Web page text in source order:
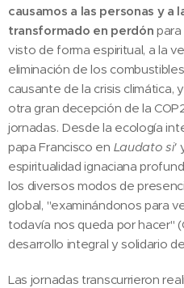
causamos a las personas y a
transformado en perdón
visto de forma espiritual, a la
eliminación de los
causante de la crisis
otra gran decepción de la
jornadas. Desde la ecología
papa Francisco en Laudato si'
espiritualidad ignaciana
los diversos modos de
global, "examinándonos para
todavía nos queda por hacer"
desarrollo integral y solidario
Las jornadas transcurrieron